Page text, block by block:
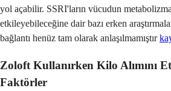
yol açabilir. SSRI'ların vücudun
etkileyebileceğine dair bazı erken
bağlantı henüz tam olarak anlaşılmamıştır
Zoloft Kullanırken Kilo Alımını
Faktörler